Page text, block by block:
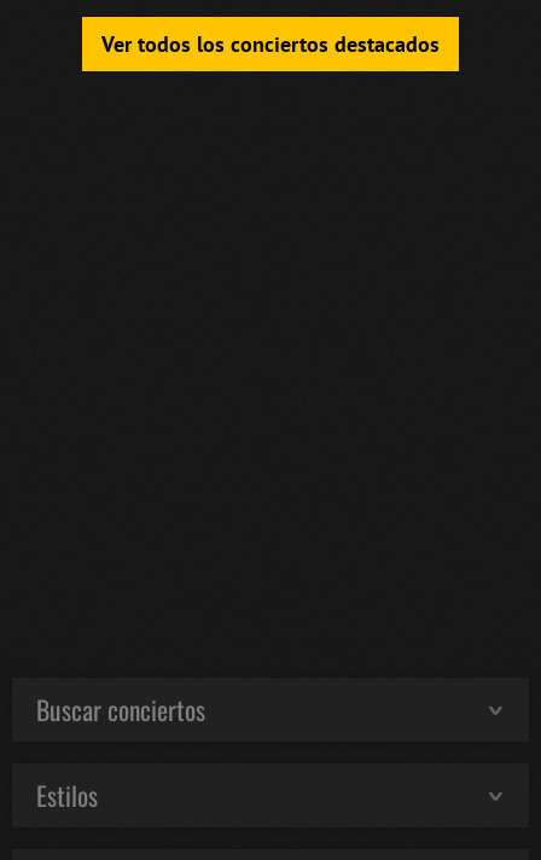
Ver todos los conciertos destacados
Buscar conciertos
Estilos